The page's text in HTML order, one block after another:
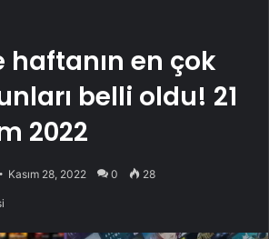
haftanın en çok
belli oldu! 21
2022
Kasım 28, 2022 0 28